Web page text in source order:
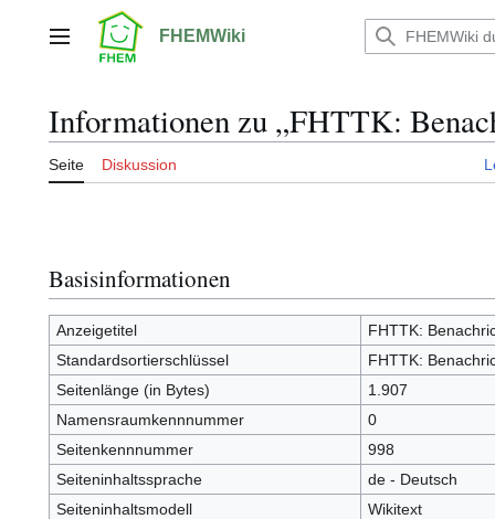
springenHauptmenü FHEMWiki
Informationen zu „FHTTK:
Seite Diskussion
Basisinformationen
Anzeigetitel
FHTTK:
Standardsortierschlüssel
FHTTK:
Seitenlänge (in Bytes)
1.907
Namensraumkennnummer
0
Seitenkennnummer
998
Seiteninhaltssprache
de - Deutsch
Seiteninhaltsmodell
Wikitext